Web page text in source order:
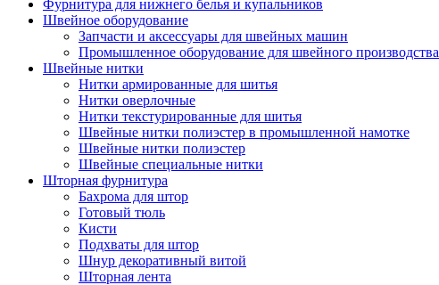
Фурнитура для нижнего белья и купальников
Швейное оборудование
Запчасти и аксессуары для швейных машин
Промышленное оборудование для швейного производства
Швейные нитки
Нитки армированные для шитья
Нитки оверлочные
Нитки текстурированные для шитья
Швейные нитки полиэстер в промышленной намотке
Швейные нитки полиэстер
Швейные специальные нитки
Шторная фурнитура
Бахрома для штор
Готовый тюль
Кисти
Подхваты для штор
Шнур декоративный витой
Шторная лента